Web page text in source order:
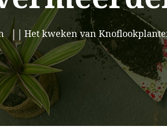
Het kweken van